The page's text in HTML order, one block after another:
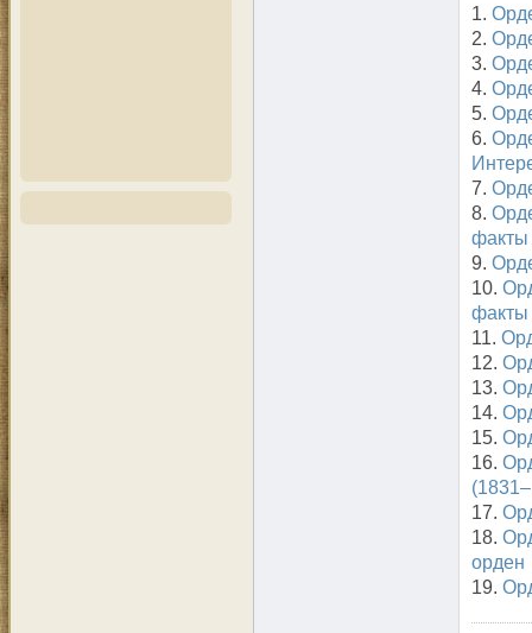
1.
2.
3.
4.
5.
6.
7.
8.
факты
9.
10.
факты
11.
12.
13.
14.
15.
16.
17.
18.
орден
19.